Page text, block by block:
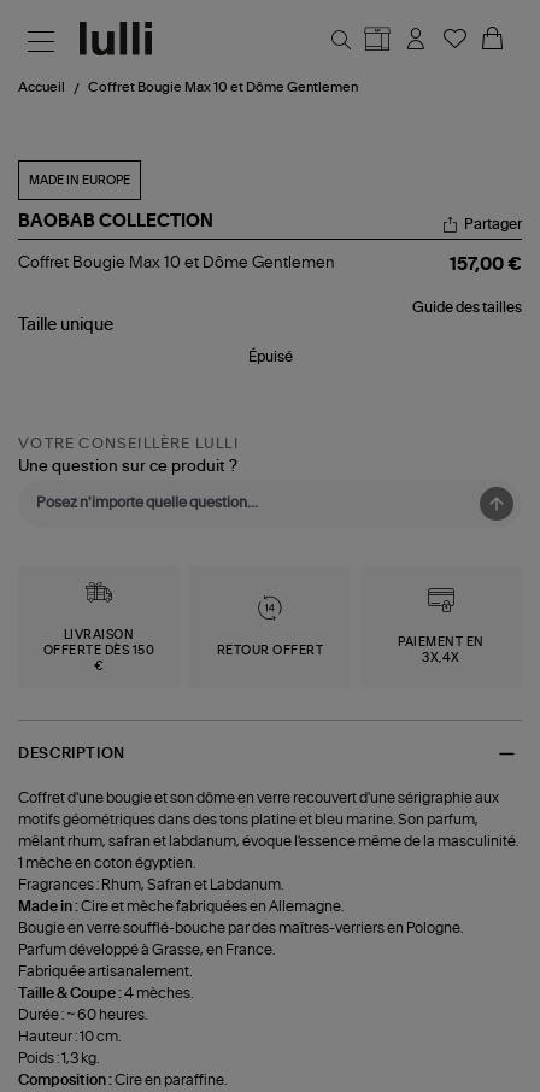
Accueil Coffret Bougie Max 10 et Dôme Gentlemen
MADE IN EUROPE
BAOBAB COLLECTION
Coffret
10
et
Partager
Coffret Bougie Max 10 et Dôme Gentlemen 157,00 €
Guide des tailles
Taille unique
Épuisé
VOTRE CONSEILLÈRE LULLI
Une question sur ce produit ?
LIVRAISON
OFFERTE DÈS 150
€
RETOUR OFFERT
PAIEMENT EN
3X,4X
DESCRIPTION
Coffret d'une bougie et son dôme en verre recouvert d'une sérigraphie aux
motifs géométriques dans des tons platine et bleu marine. Son parfum,
mêlant rhum, safran et labdanum, évoque l'essence même de la masculinité.
1 mèche en coton égyptien.
Fragrances : Rhum, Safran et Labdanum.
Made in :Cire et mèche fabriquées en Allemagne.
Bougie en verre soufflé-bouche par des maîtres-verriers en Pologne.
Parfum développé à Grasse, en France.
Fabriquée artisanalement.
Taille & Coupe :4 mèches.
Durée : ~ 60 heures.
Hauteur : 10 cm.
Poids : 1,3 kg.
Composition :Cire en paraffine.